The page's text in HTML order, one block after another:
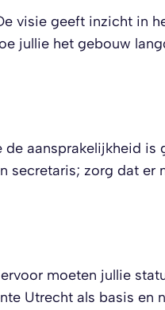
visie geeft inzicht in
jullie het gebouw
aansprakelijkheid is
secretaris; zorg dat er
moeten jullie
Utrecht als basis en